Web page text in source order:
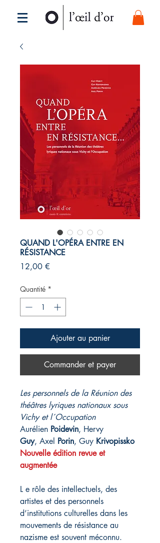
QUAND L'OPÉRA ENTRE EN
RÉSISTANCE
12,00 €
Quantité *
Ajouter au panier
Commander et payer
Les personnels de la Réunion des
théâtres lyriques nationaux sous
Vichy et l´Occupation
Aurélien Poidevin, Hervy
Guy, Axel Porin, Guy Krivopissko
Nouvelle édition revue et
augmentée
L e rôle des intellectuels, des
artistes et des personnels
d’institutions culturelles dans les
mouvements de résistance au
nazisme est souvent méconnu.